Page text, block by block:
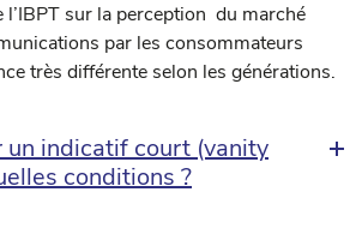
l’IBPT sur la perception du marché
par les consommateurs
très différente selon les générations.
indicatif court (vanity
conditions ?